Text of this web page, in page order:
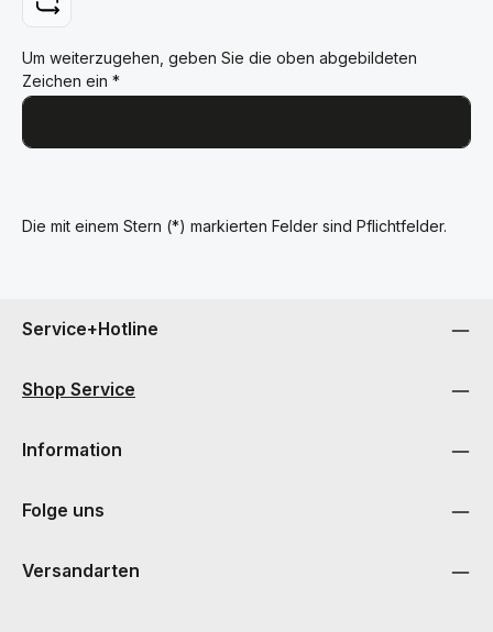
Um weiterzugehen, geben Sie die oben abgebildeten
Zeichen ein *
Die mit einem Stern (*) markierten Felder sind Pflichtfelder.
Service+Hotline
Shop Service
Information
Folge uns
Versandarten